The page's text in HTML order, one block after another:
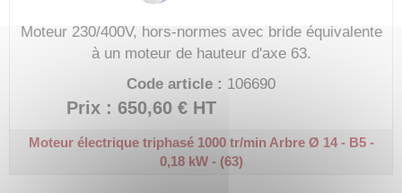
Moteur 230/400V, hors-normes avec bride équivalente
à un moteur de hauteur d'axe 63.
Code article : 106690
Prix : 650,60 € HT
Moteur électrique triphasé 1000 tr/minArbre Ø 14 - B5 -
0,18 kW - (63)